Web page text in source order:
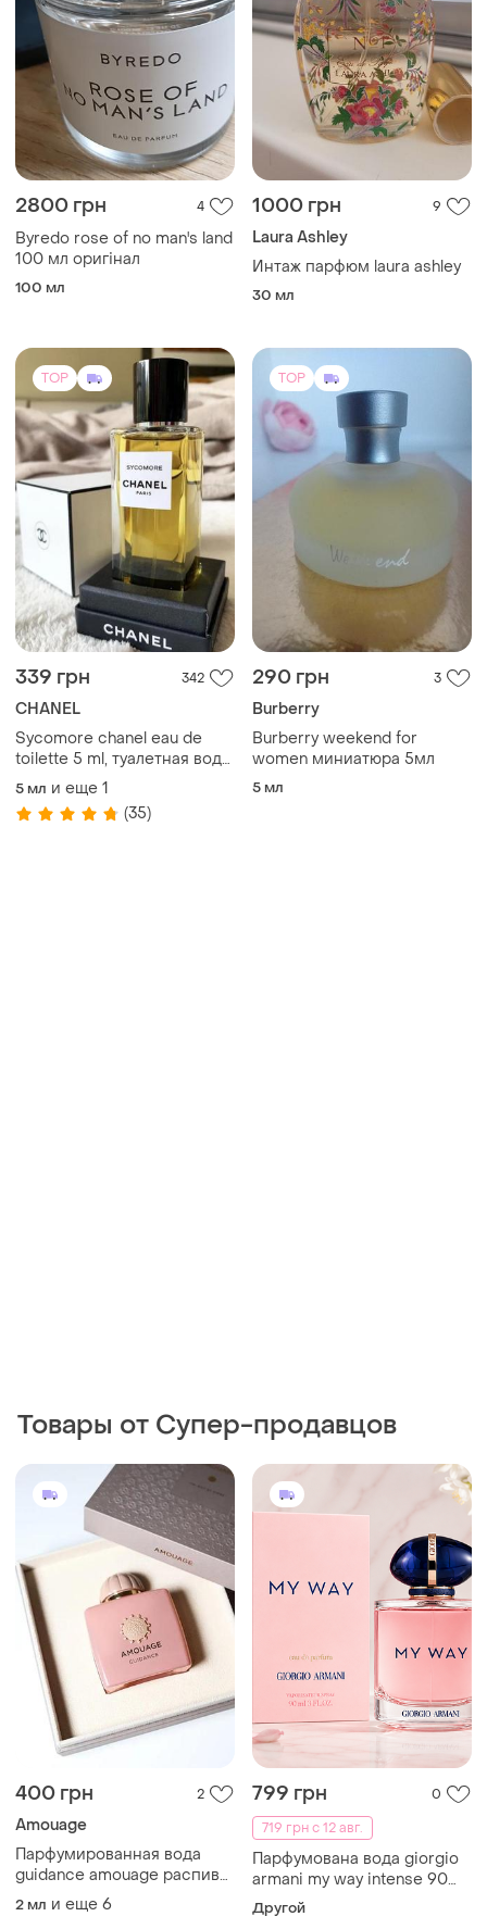
2800 грн 4
Byredo rose of no man's land
100 мл оригінал
100 мл
1000 грн 9
Laura Ashley
Интаж парфюм laura ashley
30 мл
TOP
339 грн 342
CHANEL
Sycomore chanel eau de
toilette 5 ml, туалетная вода,
отливант
5 мл и еще 1
(35)
TOP
290 грн 3
Burberry
Burberry weekend for
women миниатюра 5мл
5 мл
Товары от Супер-продавцов
400 грн 2
Amouage
Парфумированная вода
guidance amouage распив
от 2 мл
2 мл и еще 6
799 грн
0
719 грн с 12 авг.
Парфумована вода giorgio
armani my way intense 90
мл
Другой